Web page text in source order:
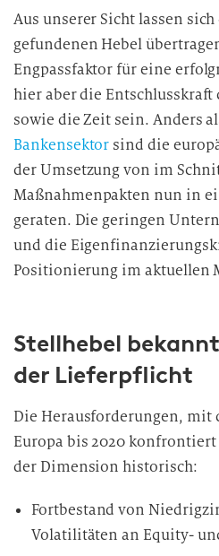
Aus unserer Sicht lassen
gefundenen Hebel
Engpassfaktor für eine
hier aber die Entschlusskraft
sowie die Zeit sein. Anders
Bankensektor sind die
der Umsetzung von im
Maßnahmenpakten nun in
geraten. Die geringen
und die
Positionierung im aktuellen
Stellhebel
der Lieferpflicht
Die Herausforderungen, mit
Europa bis 2020
der Dimension historisch:
Fortbestand von
Volatilitäten an Equity-